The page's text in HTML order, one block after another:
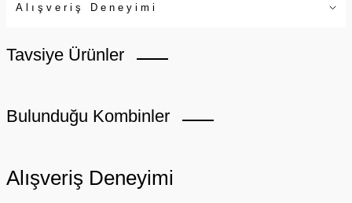
Alışveriş Deneyimi
Tavsiye Ürünler
Bulunduğu Kombinler
Alışveriş Deneyimi